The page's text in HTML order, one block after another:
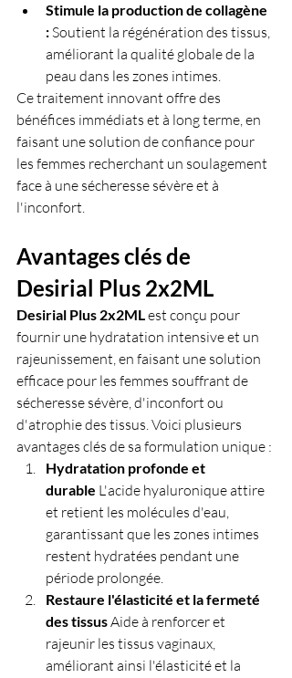
Stimule la production de collagène
: Soutient la régénération des tissus,
améliorant la qualité globale de la
peau dans les zones intimes.
Ce traitement innovant offre des
bénéfices immédiats et à long terme, en
faisant une solution de confiance pour
les femmes recherchant un soulagement
face à une sécheresse sévère et à
l'inconfort.
Avantages clés de
Desirial Plus 2x2ML
Desirial Plus 2x2ML est conçu pour
fournir une hydratation intensive et un
rajeunissement, en faisant une solution
efficace pour les femmes souffrant de
sécheresse sévère, d'inconfort ou
d'atrophie des tissus. Voici plusieurs
avantages clés de sa formulation unique :
Hydratation profonde et
durable L'acide hyaluronique attire
et retient les molécules d'eau,
garantissant que les zones intimes
restent hydratées pendant une
période prolongée.
Restaure l'élasticité et la fermeté
des tissus Aide à renforcer et
rajeunir les tissus vaginaux,
améliorant ainsi l'élasticité et la